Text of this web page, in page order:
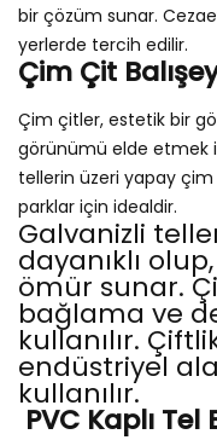
bir çözüm sunar.
yerlerde tercih edilir.
Çim Çit
Çim çitler, estetik bir
görünümü elde etmek
tellerin üzeri yapay
parklar için idealdir.
Galvanizli
dayanıklı
ömür sunar.
bağlama ve
kullanılır.
endüstriyel
kullanılır.
PVC Kaplı Tel